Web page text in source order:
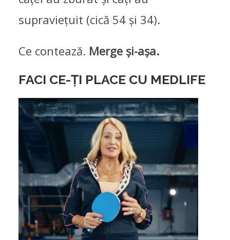
supraviețuit (cică 54 și 34).
Ce contează. Merge și-așa.
FACI CE-ȚI PLACE CU MEDLIFE